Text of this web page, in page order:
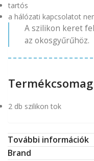
tartós
a hálózati kapcsolatot
A szilikon keret
az okosgyűrűhöz.
2 db szilikon tok
További információk
Brand